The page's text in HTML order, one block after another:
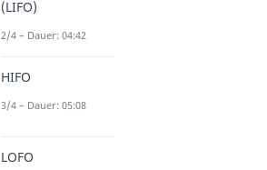
(LIFO)
2/4 – Dauer: 04:42
HIFO
3/4 – Dauer: 05:08
LOFO